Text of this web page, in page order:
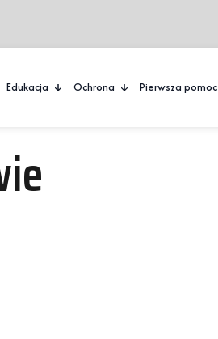
Edukacja Ochrona Pierwsza pomoc